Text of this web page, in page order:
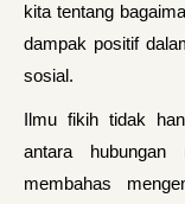
kita tentang
dampak positif
sosial.
Ilmu fikih tidak
antara
membahas